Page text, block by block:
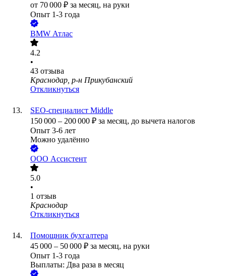
от 70 000 ₽ за месяц, на руки
Опыт 1-3 года
BMW Атлас
4.2
•
43 отзыва
Краснодар, р-н Прикубанский
Откликнуться
SEO-специалист Middle
150 000 – 200 000 ₽ за месяц, до вычета налогов
Опыт 3-6 лет
Можно удалённо
ООО Ассистент
5.0
•
1 отзыв
Краснодар
Откликнуться
Помощник бухгалтера
45 000 – 50 000 ₽ за месяц, на руки
Опыт 1-3 года
Выплаты: Два раза в месяц